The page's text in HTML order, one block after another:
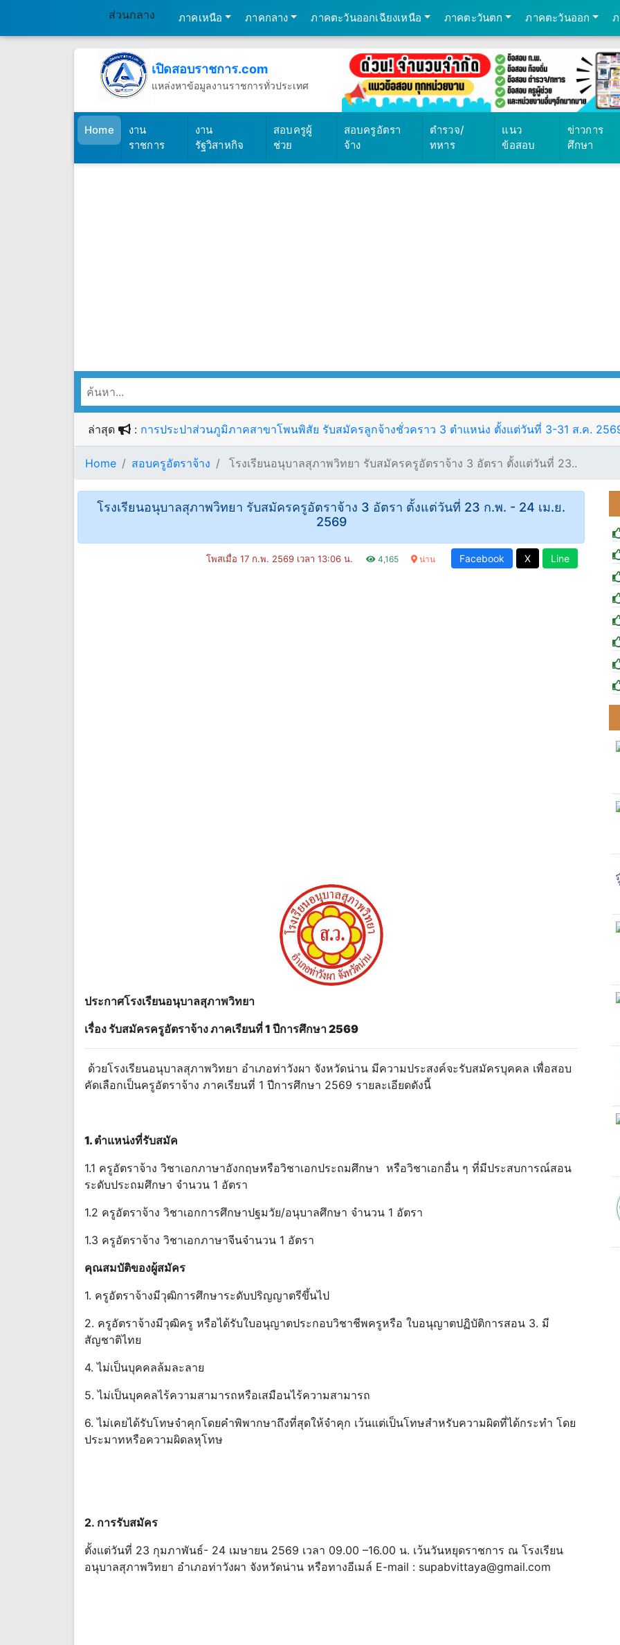
ส่วนกลาง ภาคเหนือ ภาคกลาง ภาคตะวันออกเฉียงเหนือ ภาคตะวันตก ภาคตะวันออก
เปิดสอบราชการ.com
แหล่งหาข้อมูลงานราชการทั่วประเทศ
Home(เปิดสอบราชการ)
งาน
ราชการ
งาน
รัฐวิสาหกิจ
สอบครูผู้
ช่วย
สอบครูอัตรา
จ้าง
ตำรวจ/
ทหาร
แนว
ข้อสอบ
ข่าวการ
ศึกษา
ล่าสุด : การประปาส่วนภูมิภาคสาขาโพนพิสัย รับสมัครลูกจ้างชั่วคราว 3 ตำแหน่ง ตั้งแต่วันที่ 3-31 ส.ค.
Home สอบครูอัตราจ้าง โรงเรียนอนุบาลสุภาพวิทยา รับสมัครครูอัตราจ้าง 3 อัตรา ตั้งแต่วันที่ 23..
โรงเรียนอนุบาลสุภาพวิทยา รับสมัครครูอัตราจ้าง 3 อัตรา ตั้งแต่วันที่ 23 ก.พ. - 24 เม.ย.
2569
โพสเมื่อ 17 ก.พ. 2569 เวลา 13:06 น. 4,165 น่าน Facebook X Line
ประกาศโรงเรียนอนุบาลสุภาพวิทยา
เรื่อง รับสมัครครูอัตราจ้าง ภาคเรียนที่ 1 ปีการศึกษา 2569
ด้วยโรงเรียนอนุบาลสุภาพวิทยา อำเภอท่าวังผา จังหวัดน่าน มีความประสงค์จะรับสมัครบุคคล เพื่อสอบ
คัดเลือกเป็นครูอัตราจ้าง ภาคเรียนที่ 1 ปีการศึกษา 2569 รายละเอียดดังนี้
1. ตำแหน่งที่รับสมัค
1.1 ครูอัตราจ้าง วิชาเอกภาษาอังกฤษหรือวิชาเอกประถมศึกษา หรือวิชาเอกอื่น ๆ ที่มีประสบการณ์สอน
ระดับประถมศึกษา จำนวน 1 อัตรา
1.2 ครูอัตราจ้าง วิชาเอกการศึกษาปฐมวัย/อนุบาลศึกษา จำนวน 1 อัตรา
1.3 ครูอัตราจ้าง วิชาเอกภาษาจีนจำนวน 1 อัตรา
คุณสมบัติของผู้สมัคร
1. ครูอัตราจ้างมีวุฒิการศึกษาระดับปริญญาตรีขึ้นไป
2. ครูอัตราจ้างมีวุฒิครู หรือได้รับใบอนุญาตประกอบวิชาชีพครูหรือ ใบอนุญาตปฏิบัติการสอน 3. มี
สัญชาติไทย
4. ไม่เป็นบุคคลล้มละลาย
5. ไม่เป็นบุคคลไร้ความสามารถหรือเสมือนไร้ความสามารถ
6. ไม่เคยได้รับโทษจำคุกโดยคำพิพากษาถึงที่สุดให้จำคุก เว้นแต่เป็นโทษสำหรับความผิดที่ได้กระทำ โดย
ประมาทหรือความผิดลหุโทษ
2. การรับสมัคร
ตั้งแต่วันที่ 23 กุมภาพันธ์- 24 เมษายน 2569 เวลา 09.00 –16.00 น. เว้นวันหยุดราชการ ณ โรงเรียน
อนุบาลสุภาพวิทยา อำเภอท่าวังผา จังหวัดน่าน หรือทางอีเมล์ E-mail : supabvittaya@gmail.com